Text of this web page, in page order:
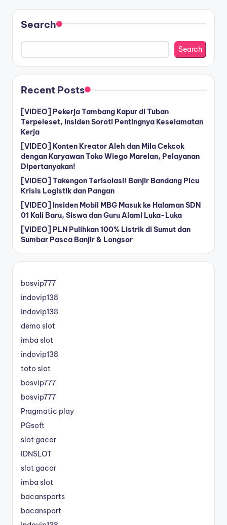
Search
Search
Recent Posts
[VIDEO] Pekerja Tambang Kapur di Tuban
Terpeleset, Insiden Soroti Pentingnya Keselamatan
Kerja
[VIDEO] Konten Kreator Aleh dan Mila Cekcok
dengan Karyawan Toko Wiego Marelan, Pelayanan
Dipertanyakan!
[VIDEO] Takengon Terisolasi! Banjir Bandang Picu
Krisis Logistik dan Pangan
[VIDEO] Insiden Mobil MBG Masuk ke Halaman SDN
01 Kali Baru, Siswa dan Guru Alami Luka-Luka
[VIDEO] PLN Pulihkan 100% Listrik di Sumut dan
Sumbar Pasca Banjir & Longsor
bosvip777
indovip138
indovip138
demo slot
imba slot
indovip138
toto slot
bosvip777
bosvip777
Pragmatic play
PGsoft
slot gacor
IDNSLOT
slot gacor
imba slot
bacansports
bacansport